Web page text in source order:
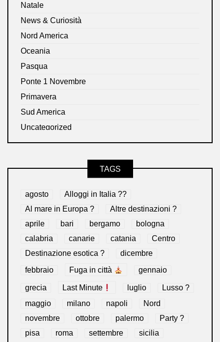
Natale
News & Curiosità
Nord America
Oceania
Pasqua
Ponte 1 Novembre
Primavera
Sud America
Uncategorized
TAGS
agosto
Alloggi in Italia ??
Al mare in Europa ?️
Altre destinazioni ?
aprile
bari bergamo
bologna
calabria
canarie catania
Centro
Destinazione esotica ?
dicembre
febbraio Fuga in città gennaio
grecia Last Minute luglio
Lusso ?
maggio
milano napoli
Nord
novembre
ottobre palermo
Party ?
pisa
roma settembre
sicilia